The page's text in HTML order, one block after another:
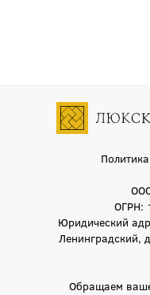
ОГРН:
Юридический
Ленинградский,
Обращаем